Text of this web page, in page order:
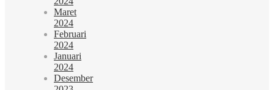
Maret
2024
Februari
2024
Januari
2024
Desember